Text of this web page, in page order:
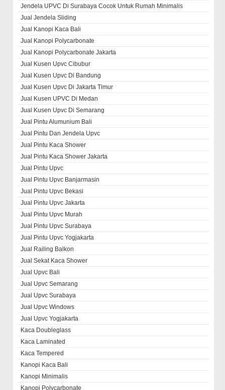
Jendela UPVC Di Surabaya Cocok Untuk Rumah Minimalis
Jual Jendela Sliding
Jual Kanopi Kaca Bali
Jual Kanopi Polycarbonate
Jual Kanopi Polycarbonate Jakarta
Jual Kusen Upvc Cibubur
Jual Kusen Upvc Di Bandung
Jual Kusen Upvc Di Jakarta Timur
Jual Kusen UPVC Di Medan
Jual Kusen Upvc Di Semarang
Jual Pintu Alumunium Bali
Jual Pintu Dan Jendela Upvc
Jual Pintu Kaca Shower
Jual Pintu Kaca Shower Jakarta
Jual Pintu Upvc
Jual Pintu Upvc Banjarmasin
Jual Pintu Upvc Bekasi
Jual Pintu Upvc Jakarta
Jual Pintu Upvc Murah
Jual Pintu Upvc Surabaya
Jual Pintu Upvc Yogjakarta
Jual Railing Balkon
Jual Sekat Kaca Shower
Jual Upvc Bali
Jual Upvc Semarang
Jual Upvc Surabaya
Jual Upvc Windows
Jual Upvc Yogjakarta
Kaca Doubleglass
Kaca Laminated
Kaca Tempered
Kanopi Kaca Bali
Kanopi Minimalis
Kanopi Polycarbonate